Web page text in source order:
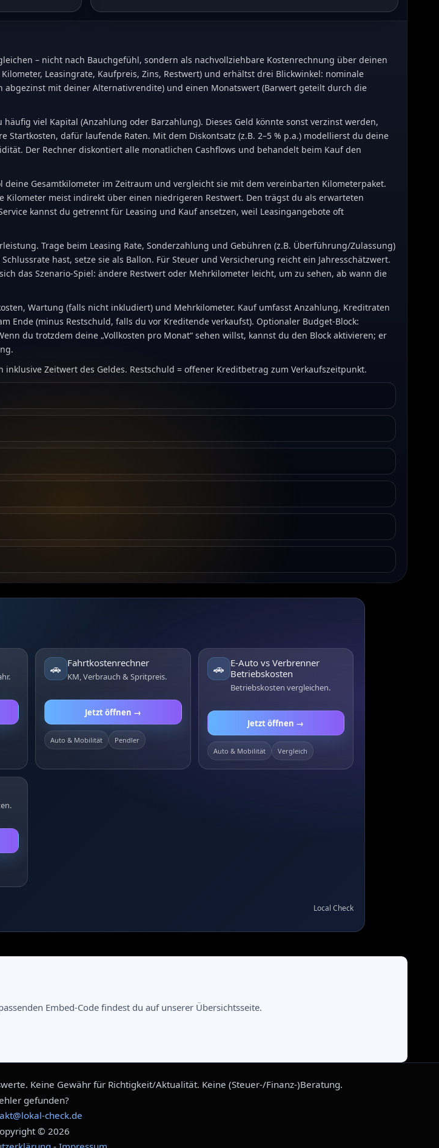
– nicht nach Bauchgefühl, sondern als nachvollziehbare Kostenrechnung über deinen
Leasingrate, Kaufpreis, Zins, Restwert) und erhältst drei Blickwinkel: nominale
abgezinst mit deiner Alternativrendite) und einen Monatswert (Barwert geteilt durch die
viel Kapital (Anzahlung oder Barzahlung). Dieses Geld könnte sonst verzinst werden,
dafür laufende Raten. Mit dem Diskontsatz (z.B. 2–5 % p.a.) modellierst du deine
Der Rechner diskontiert alle monatlichen Cashflows und behandelt beim Kauf den
Gesamtkilometer im Zeitraum und vergleicht sie mit dem vereinbarten Kilometerpaket.
meist indirekt über einen niedrigeren Restwert. Den trägst du als erwarteten
kannst du getrennt für Leasing und Kauf ansetzen, weil Leasingangebote oft
Trage beim Leasing Rate, Sonderzahlung und Gebühren (z.B. Überführung/Zulassung)
hast, setze sie als Ballon. Für Steuer und Versicherung reicht ein Jahresschätzwert.
das Szenario-Spiel: ändere Restwert oder Mehrkilometer leicht, um zu sehen, ab wann die
Wartung (falls nicht inkludiert) und Mehrkilometer. Kauf umfasst Anzahlung, Kreditraten
Ende (minus Restschuld, falls du vor Kreditende verkaufst). Optionaler Budget-Block:
du trotzdem deine „Vollkosten pro Monat“ sehen willst, kannst du den Block aktivieren; er
Zeitwert des Geldes. Restschuld = offener Kreditbetrag zum Verkaufszeitpunkt.
🚗 Fahrtkostenrechner
KM, Verbrauch & Spritpreis.
Jetzt öffnen →
Auto & Mobilität Pendler
🚗 E-Auto vs Verbrenner
Betriebskosten
Betriebskosten vergleichen.
Jetzt öffnen →
Auto & Mobilität Vergleich
Local Check
Embed-Code findest du auf unserer Übersichtsseite.
Keine Gewähr für Richtigkeit/Aktualität. Keine (Steuer-/Finanz-)Beratung.
gefunden?
check.de
© 2026